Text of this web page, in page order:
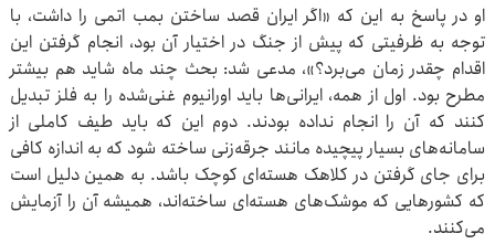
او در پاسخ به این که «اگر ایران قصد ساختن بمب اتمی را داشت، با
توجه به ظرفیتی که پیش از جنگ در اختیار آن بود، انجام گرفتن این
اقدام چقدر زمان می‌برد؟»، مدعی شد: بحث چند ماه شاید هم بیشتر
مطرح بود. اول از همه، ایرانی‌ها باید اورانیوم غنی‌شده را به فلز تبدیل
کنند که آن را انجام نداده بودند. دوم این که باید طیف کاملی از
سامانه‌های بسیار پیچیده مانند جرقه‌زنی ساخته شود که به اندازه کافی
برای جای گرفتن در کلاهک هسته‌ای کوچک باشد. به همین دلیل است
که کشورهایی که موشک‌های هسته‌ای ساخته‌اند، همیشه آن را آزمایش
می‌کنند.